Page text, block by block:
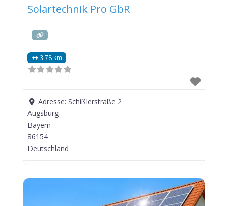
Solartechnik Pro GbR
3.78 km
Adresse:Schißlerstraße 2
Augsburg
Bayern
86154
Deutschland